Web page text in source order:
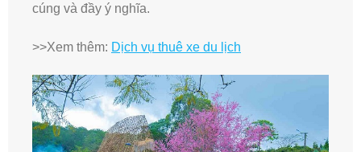
cúng và đầy ý nghĩa.
>>Xem thêm: Dịch vụ thuê xe du lịch